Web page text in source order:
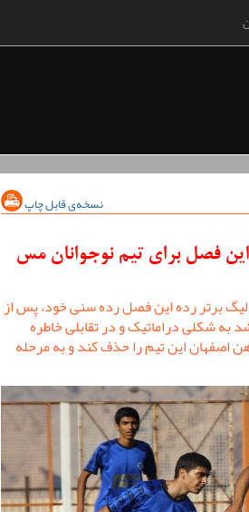
نسخه‌ی قابل چاپ
فصل برای تیم نوجوانان مس
برتر رده این فصل رده سنی خود، پس از
شکلی دراماتیک و در تقابلی خاطره
اصفهان این تیم را حذف کند و به مرحله